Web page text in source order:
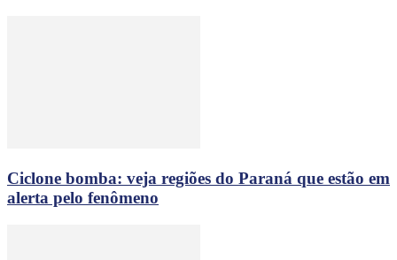
Ciclone bomba: veja regiões do Paraná que estão em
alerta pelo fenômeno